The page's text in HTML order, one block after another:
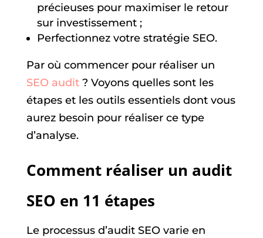
précieuses pour maximiser le retour
sur investissement ;
Perfectionnez votre stratégie SEO.
Par où commencer pour réaliser un
SEO audit? Voyons quelles sont les
étapes et les outils essentiels dont vous
aurez besoin pour réaliser ce type
d’analyse.
Comment réaliser un audit
SEO en 11 étapes
Le processus d’audit SEO varie en